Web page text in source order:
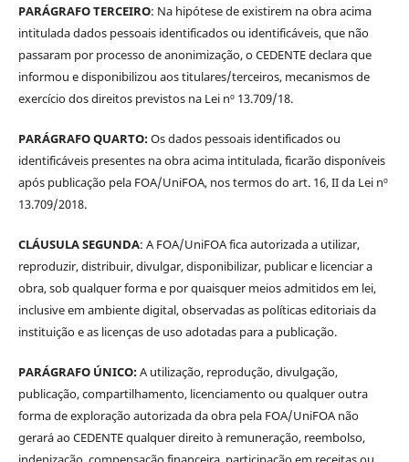
PARÁGRAFO TERCEIRO: Na hipótese de existirem na obra acima
intitulada dados pessoais identificados ou identificáveis, que não
passaram por processo de anonimização, o CEDENTE declara que
informou e disponibilizou aos titulares/terceiros, mecanismos de
exercício dos direitos previstos na Lei nº 13.709/18.
PARÁGRAFO QUARTO:Os dados pessoais identificados ou
identificáveis presentes na obra acima intitulada, ficarão disponíveis
após publicação pela FOA/UniFOA, nos termos do art. 16, II da Lei nº
13.709/2018.
CLÁUSULA SEGUNDA: A FOA/UniFOA fica autorizada a utilizar,
reproduzir, distribuir, divulgar, disponibilizar, publicar e licenciar a
obra, sob qualquer forma e por quaisquer meios admitidos em lei,
inclusive em ambiente digital, observadas as políticas editoriais da
instituição e as licenças de uso adotadas para a publicação.
PARÁGRAFO ÚNICO:A utilização, reprodução, divulgação,
publicação, compartilhamento, licenciamento ou qualquer outra
forma de exploração autorizada da obra pela FOA/UniFOA não
gerará ao CEDENTE qualquer direito à remuneração, reembolso,